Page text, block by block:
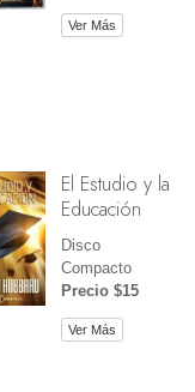
Ver Más
El Estudio y la
Educación
Disco
Compacto
Precio $15
Ver Más